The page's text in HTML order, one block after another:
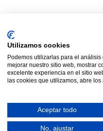
© 2021 TODOS LOS
Web
Utilizamos cookies
Podemos utilizarlas para el
mejorar nuestro sitio web, mostrar
excelente experiencia en el sitio
las cookies que utilizamos, abre los
Aceptar todo
No, ajustar